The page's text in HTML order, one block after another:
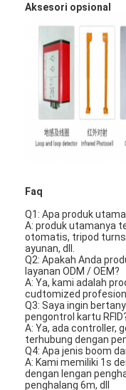
Penghalang
Boom Barrier Gate
Gerbang
Tripod Turnstile
Penghalang Iklan
Gerbang Pintu
Flap Barrier Gate
Ayunan Barrier
Full Height
Sliding Gate Motor
Kunci Ruang Parkir
Aksesori opsional
Faq
Q1: Apa produk
A: produk utamanya
otomatis, tripod
ayunan, dll.
Q2: Apakah Anda
layanan ODM / OEM?
A: Ya, kami adalah
cudtomized
Q3: Saya ingin
pengontrol kartu
A: Ya, ada controller,
terhubung dengan
Q4: Apa jenis boom
A: Kami memiliki 1s
dengan lengan
penghalang 6m, dll